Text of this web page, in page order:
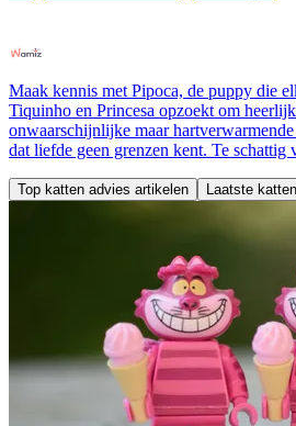
Maak kennis met Pipoca, de puppy die
Tiquinho en Princesa opzoekt om
onwaarschijnlijke maar
dat liefde geen grenzen kent. Te schattig
Top katten advies artikelen Laatste